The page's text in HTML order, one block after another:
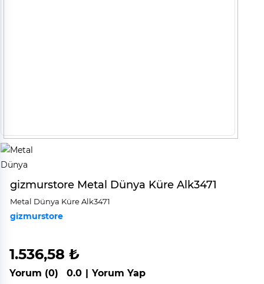
gizmurstore Metal Dünya Küre Alk3471
Metal Dünya Küre Alk3471
gizmurstore
1.536,58 ₺
Yorum (0) 0.0 | Yorum Yap